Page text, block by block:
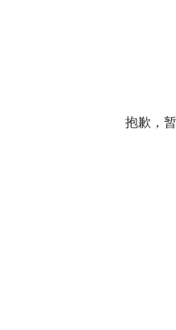
抱歉，